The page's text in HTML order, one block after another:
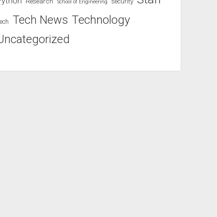
School of Engineering
Tech News Technology